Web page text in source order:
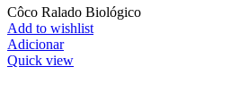
Côco Ralado Biológico
Add to wishlist
Adicionar
Quick view